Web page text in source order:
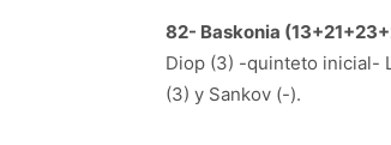
82- Baskonia
Diop (3) -quinteto inicial-
(3) y Sankov (-).